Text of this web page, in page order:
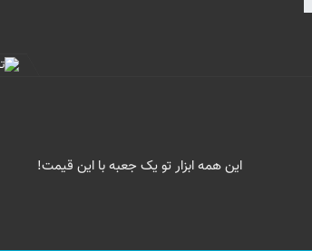
این همه ابزار تو یک جعبه با این قیمت!